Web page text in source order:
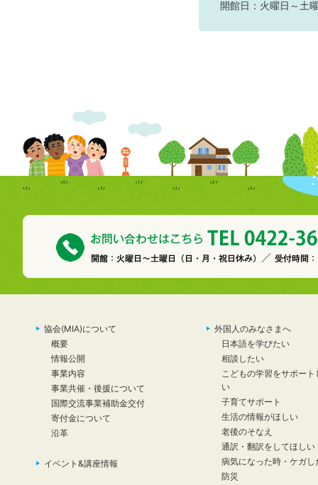
開館日：火曜日～土
協会(MIA)について
概要
情報公開
事業内容
事業共催・後援について
国際交流事業補助金交付
寄付金について
沿革
イベント&講座情報
外国人のみなさまへ
日本語を学びたい
相談したい
こどもの学習をサポート
い
子育てサポート
生活の情報がほしい
老後のそなえ
通訳・翻訳をしてほしい
病気になった時・ケガし
防災